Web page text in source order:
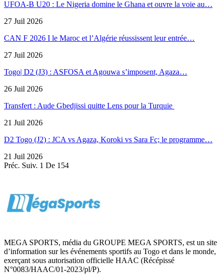
UFOA-B U20 : Le Nigeria domine le Ghana et ouvre la voie au…
27 Juil 2026
CAN F 2026 I le Maroc et l’Algérie réussissent leur entrée…
27 Juil 2026
Togo| D2 (J3) : ASFOSA et Agouwa s’imposent, Agaza…
26 Juil 2026
Transfert : Aude Gbedjissi quitte Lens pour la Turquie
21 Juil 2026
D2 Togo (J2) : JCA vs Agaza, Koroki vs Sara Fc; le programme…
21 Juil 2026
Préc. Suiv. 1 De 154
MEGA SPORTS, média du GROUPE MEGA SPORTS, est un site
d’information sur les événements sportifs au Togo et dans le monde,
exerçant sous autorisation officielle HAAC (Récépissé
N°0083/HAAC/01-2023/pl/P).